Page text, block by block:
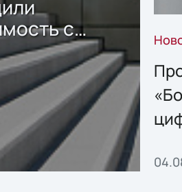
с
Sharx
для
данных